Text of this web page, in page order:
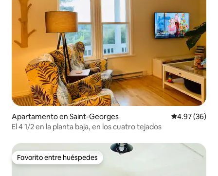
Apartamento en Saint-Georges Calificación
4.97 (36)
El 4 1/2 en la planta baja, en los cuatro tejados
Favorito entre huéspedes
Favorito entre huéspedes